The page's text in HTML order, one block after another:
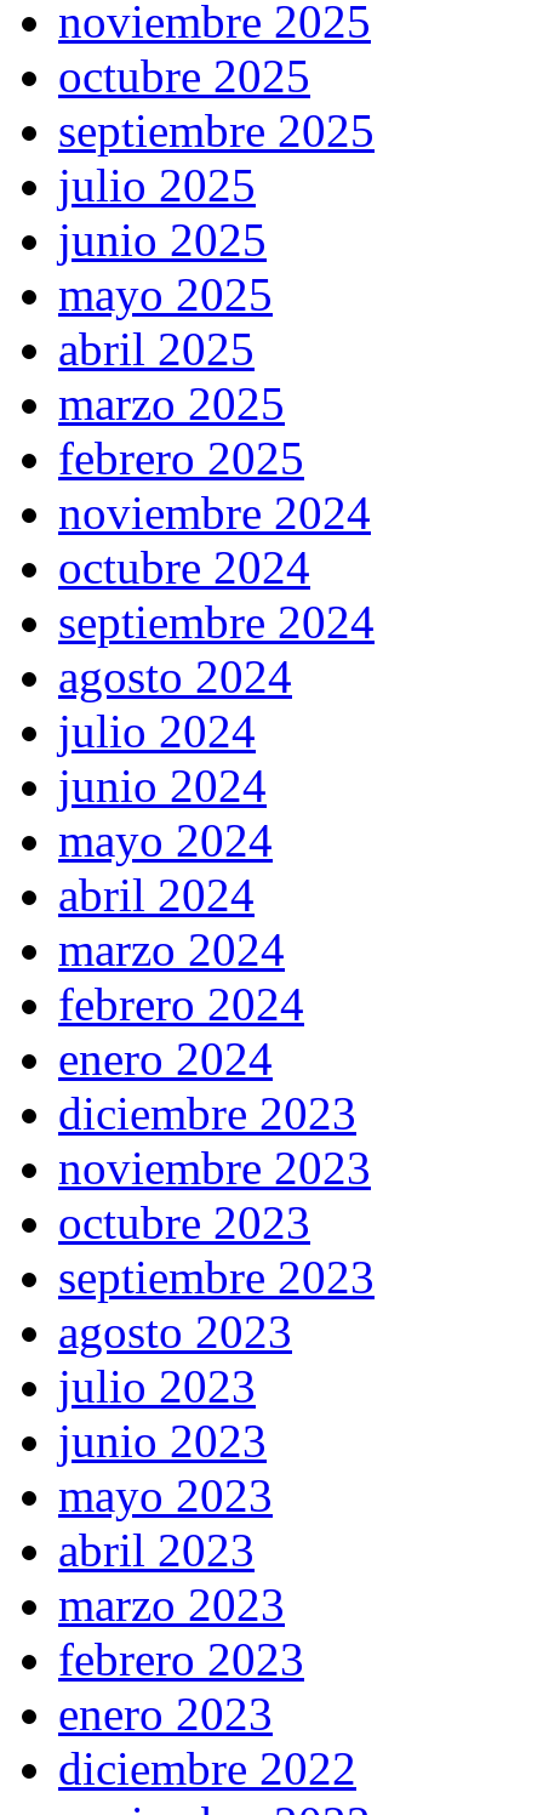
noviembre 2025
octubre 2025
septiembre 2025
julio 2025
junio 2025
mayo 2025
abril 2025
marzo 2025
febrero 2025
noviembre 2024
octubre 2024
septiembre 2024
agosto 2024
julio 2024
junio 2024
mayo 2024
abril 2024
marzo 2024
febrero 2024
enero 2024
diciembre 2023
noviembre 2023
octubre 2023
septiembre 2023
agosto 2023
julio 2023
junio 2023
mayo 2023
abril 2023
marzo 2023
febrero 2023
enero 2023
diciembre 2022